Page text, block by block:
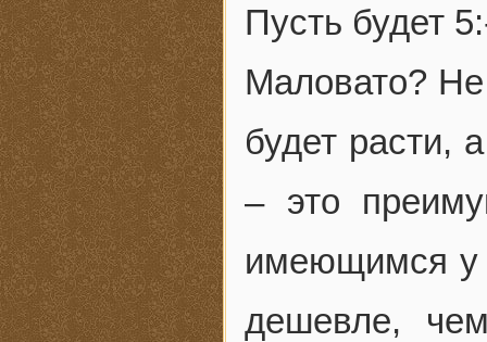
Пусть будет
Маловато?
будет расти,
– это
имеющимся у
дешевле,